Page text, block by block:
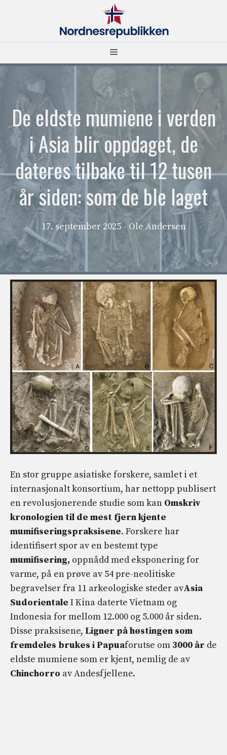
Meny
De eldste mumiene i verden
i Asia blir oppdaget, de
dateres tilbake til 12 tusen
år siden: som de ble laget
17. september 2025 - Ole Andersen
En stor gruppe asiatiske forskere, samlet i et
internasjonalt konsortium, har nettopp publisert
en revolusjonerende studie som kan Omskriv
kronologien til de mest fjern kjente
mumifiseringspraksisene. Forskere har
identifisert spor av en bestemt type
mumifisering, oppnådd med eksponering for
varme, på en prøve av 54 pre-neolitiske
begravelser fra 11 arkeologiske steder avAsia
Sudorientale I Kina daterte Vietnam og
Indonesia for mellom 12.000 og 5.000 år siden.
Disse praksisene, Ligner på høstingen som
fremdeles brukes i Papuaforutse om 3000 år de
eldste mumiene som er kjent, nemlig de av
Chinchorro av Andesfjellene.